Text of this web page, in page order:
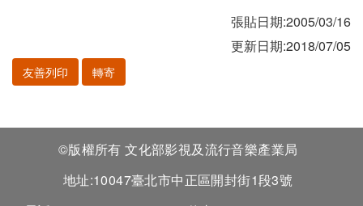
張貼日期:2005/03/16
更新日期:2018/07/05
友善列印 轉寄
©版權所有 文化部影視及流行音樂產業局
地址:10047臺北市中正區開封街1段3號